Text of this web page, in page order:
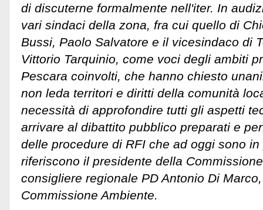
di discuterne formalmente nell'iter. In
vari sindaci della zona, fra cui quello di
Bussi, Paolo Salvatore e il vicesindaco di
Vittorio Tarquinio, come voci degli ambiti
Pescara coinvolti, che hanno chiesto
non leda territori e diritti della comunità
necessità di approfondire tutti gli aspetti
arrivare al dibattito pubblico preparati e
delle procedure di RFI che ad oggi sono
riferiscono il presidente della
consigliere regionale PD Antonio Di
Commissione Ambiente.